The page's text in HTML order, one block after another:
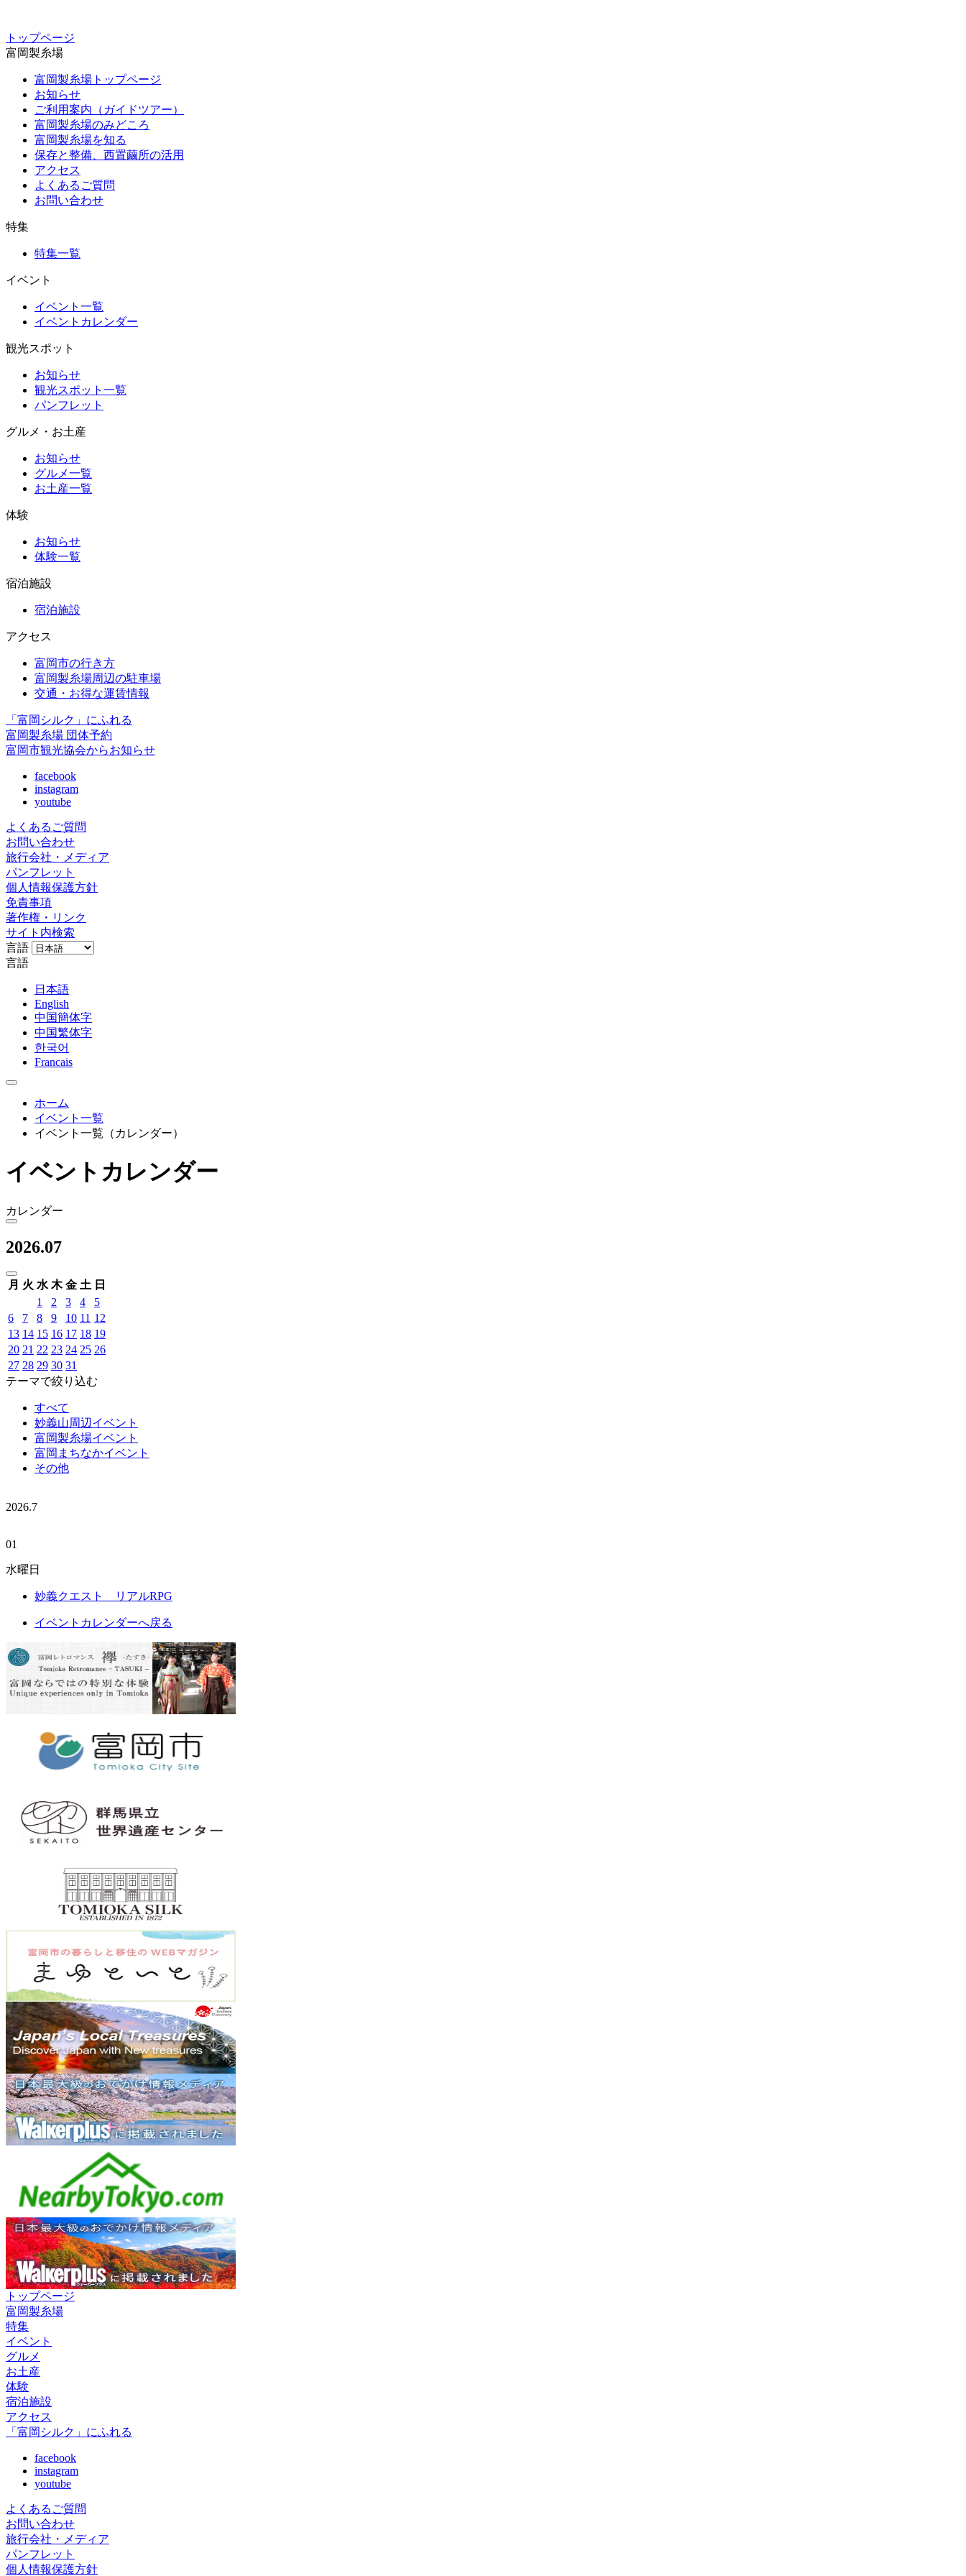
トップページ
富岡製糸場
富岡製糸場トップページ
お知らせ
ご利用案内（ガイドツアー）
富岡製糸場のみどころ
富岡製糸場を知る
保存と整備、西置繭所の活用
アクセス
よくあるご質問
お問い合わせ
特集
特集一覧
イベント
イベント一覧
イベントカレンダー
観光スポット
お知らせ
観光スポット一覧
パンフレット
グルメ・お土産
お知らせ
グルメ一覧
お土産一覧
体験
お知らせ
体験一覧
宿泊施設
宿泊施設
アクセス
富岡市の行き方
富岡製糸場周辺の駐車場
交通・お得な運賃情報
「富岡シルク」にふれる
富岡製糸場 団体予約
富岡市観光協会からお知らせ
facebook
instagram
youtube
よくあるご質問
お問い合わせ
旅行会社・メディア
パンフレット
個人情報保護方針
免責事項
著作権・リンク
サイト内検索
言語
言語
日本語
English
中国簡体字
中国繁体字
한국어
Francais
ホーム
イベント一覧
イベント一覧（カレンダー）
イベントカレンダー
カレンダー
2026.07
月 火 水 木 金 土 日
1
2 3 4
5
6
7 8 9 10 11 12
13 14 15 16 17 18 19
20 21 22 23 24 25 26
27 28 29 30 31
テーマで絞り込む
すべて
妙義山周辺イベント
富岡製糸場イベント
富岡まちなかイベント
その他
2026.7
01
水曜日
妙義クエスト リアルRPG
イベントカレンダーへ戻る
トップページ
富岡製糸場
特集
イベント
グルメ
お土産
体験
宿泊施設
アクセス
「富岡シルク」にふれる
facebook
instagram
youtube
よくあるご質問
お問い合わせ
旅行会社・メディア
パンフレット
個人情報保護方針